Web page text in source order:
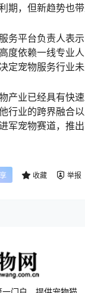
期，但新趋势也
务平台负责人表
度依赖一线专业
定宠物服务行业
产业已经具有快
行业的跨界融合
军宠物赛道，推
收藏 举报